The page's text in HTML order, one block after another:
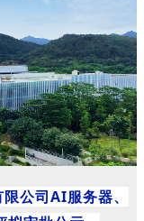
公司AI服务器、